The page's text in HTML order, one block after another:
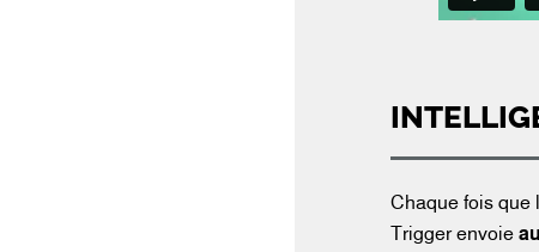
Chaque fois que
Trigger envoie